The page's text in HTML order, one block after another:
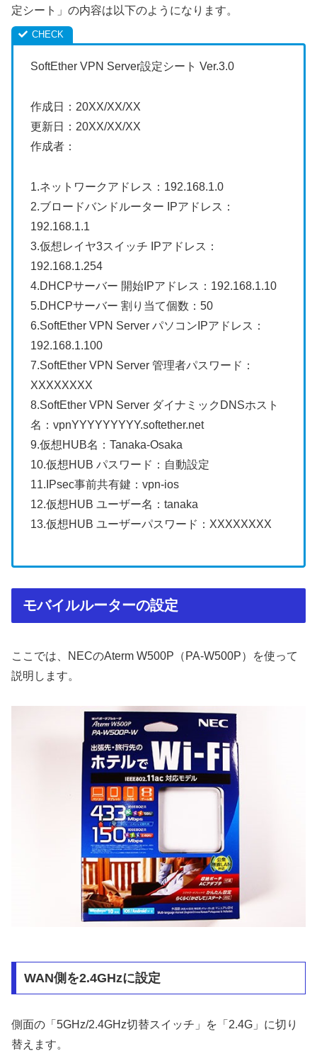
定シート」の内容は以下のようになります。
SoftEther VPN Server設定シート Ver.3.0
作成日：20XX/XX/XX
更新日：20XX/XX/XX
作成者：
1.ネットワークアドレス：192.168.1.0
2.ブロードバンドルーター IPアドレス：
192.168.1.1
3.仮想レイヤ3スイッチ IPアドレス：
192.168.1.254
4.DHCPサーバー 開始IPアドレス：192.168.1.10
5.DHCPサーバー 割り当て個数：50
6.SoftEther VPN Server パソコンIPアドレス：
192.168.1.100
7.SoftEther VPN Server 管理者パスワード：
XXXXXXXX
8.SoftEther VPN Server ダイナミックDNSホスト
名：vpnYYYYYYYYY.softether.net
9.仮想HUB名：Tanaka-Osaka
10.仮想HUB パスワード：自動設定
11.IPsec事前共有鍵：vpn-ios
12.仮想HUB ユーザー名：tanaka
13.仮想HUB ユーザーパスワード：XXXXXXXX
モバイルルーターの設定
ここでは、NECのAterm W500P（PA-W500P）を使って
説明します。
WAN側を2.4GHzに設定
側面の「5GHz/2.4GHz切替スイッチ」を「2.4G」に切り
替えます。